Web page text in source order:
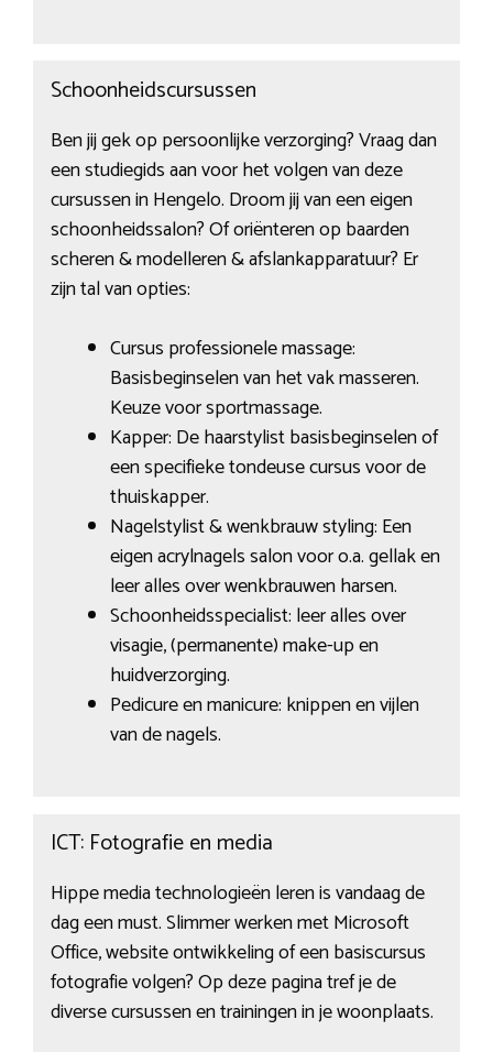
Schoonheidscursussen
Ben jij gek op persoonlijke verzorging? Vraag dan
een studiegids aan voor het volgen van deze
cursussen in Hengelo. Droom jij van een eigen
schoonheidssalon? Of oriënteren op baarden
scheren & modelleren & afslankapparatuur? Er
zijn tal van opties:
Cursus professionele massage:
Basisbeginselen van het vak masseren.
Keuze voor sportmassage.
Kapper: De haarstylist basisbeginselen of
een specifieke tondeuse cursus voor de
thuiskapper.
Nagelstylist & wenkbrauw styling: Een
eigen acrylnagels salon voor o.a. gellak en
leer alles over wenkbrauwen harsen.
Schoonheidsspecialist: leer alles over
visagie, (permanente) make-up en
huidverzorging.
Pedicure en manicure: knippen en vijlen
van de nagels.
ICT: Fotografie en media
Hippe media technologieën leren is vandaag de
dag een must. Slimmer werken met Microsoft
Office, website ontwikkeling of een basiscursus
fotografie volgen? Op deze pagina tref je de
diverse cursussen en trainingen in je woonplaats.